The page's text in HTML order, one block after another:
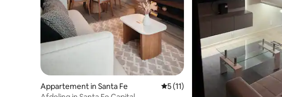
Appartement in Santa Fe Gemiddelde beoordeling van 5 uit
5 (11)